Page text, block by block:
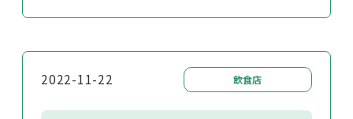
2022-11-22 飲食店